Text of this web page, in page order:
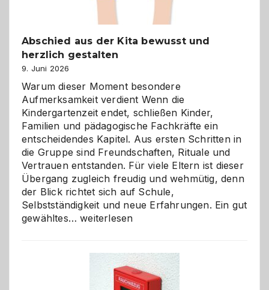
Abschied aus der Kita bewusst und
herzlich gestalten
9. Juni 2026
Warum dieser Moment besondere
Aufmerksamkeit verdient Wenn die
Kindergartenzeit endet, schließen Kinder,
Familien und pädagogische Fachkräfte ein
entscheidendes Kapitel. Aus ersten Schritten in
die Gruppe sind Freundschaften, Rituale und
Vertrauen entstanden. Für viele Eltern ist dieser
Übergang zugleich freudig und wehmütig, denn
der Blick richtet sich auf Schule,
Selbstständigkeit und neue Erfahrungen. Ein gut
gewähltes…Abschied
bewusst
weiterlesen